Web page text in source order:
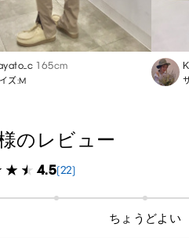
165cm
ズ:M
のレビュー
4.5(22)
ちょうどよい